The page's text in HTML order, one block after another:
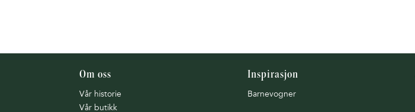
Om oss
Vår historie
Vår butikk
Inspirasjon
Barnevogner